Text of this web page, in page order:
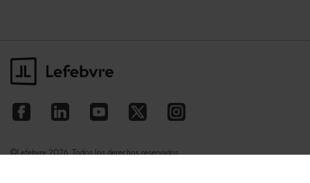
©Lefebvre2026. Todos los derechos reservados.